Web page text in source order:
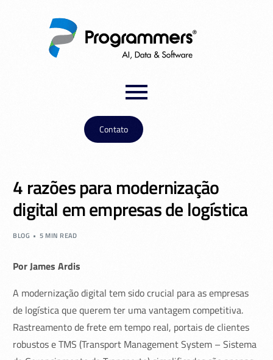
Contato
4 razões para modernização
digital em empresas de logística
BLOG 5 MIN READ
Por James Ardis
A modernização digital tem sido crucial para as empresas
de logística que querem ter uma vantagem competitiva.
Rastreamento de frete em tempo real, portais de clientes
robustos e TMS (Transport Management System – Sistema